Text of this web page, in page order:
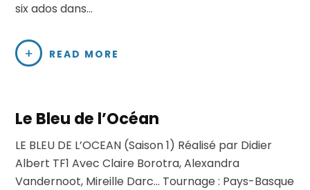
six ados dans…
READ MORE
Le Bleu de l’Océan
LE BLEU DE L’OCEAN (Saison 1) Réalisé par Didier
Albert TF1 Avec Claire Borotra, Alexandra
Vandernoot, Mireille Darc… Tournage : Pays-Basque